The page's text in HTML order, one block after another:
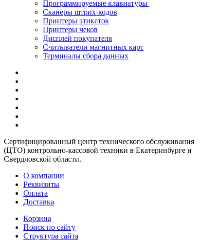
Программируемые клавиатуры
Сканеры штрих-кодов
Принтеры этикеток
Принтеры чеков
Дисплей покупателя
Считыватели магнитных карт
Терминалы сбора данных
Сертифицированный центр технического обслуживания
(ЦТО) контрольно-кассовой техники в Екатеринбурге и
Свердловской области.
О компании
Реквизиты
Оплата
Доставка
Корзина
Поиск по сайту
Структура сайта